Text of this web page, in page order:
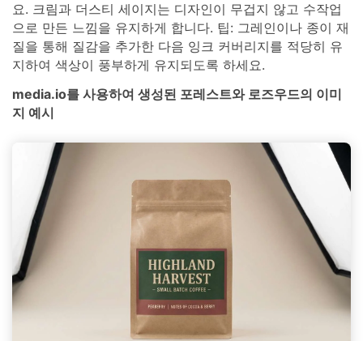
요. 크림과 더스티 세이지는 디자인이 무겁지 않고 수작업
으로 만든 느낌을 유지하게 합니다. 팁: 그레인이나 종이 재
질을 통해 질감을 추가한 다음 잉크 커버리지를 적당히 유
지하여 색상이 풍부하게 유지되도록 하세요.
media.io를 사용하여 생성된 포레스트와 로즈우드의 이미
지 예시